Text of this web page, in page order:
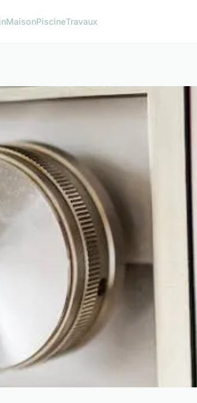
MaisonPiscineTravaux